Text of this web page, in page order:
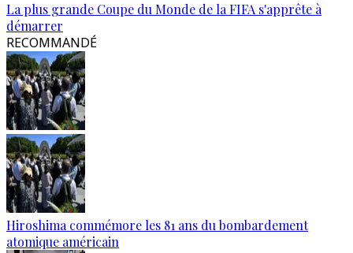
La plus grande Coupe du Monde de la FIFA s'apprête à
démarrer
RECOMMANDÉ
Hiroshima commémore les 81 ans du bombardement
atomique américain